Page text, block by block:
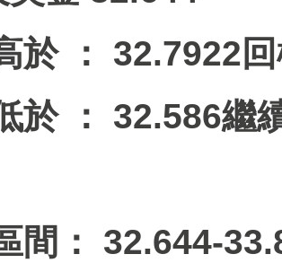
於 ： 32.7922
於 ： 32.586繼
間： 32.644-